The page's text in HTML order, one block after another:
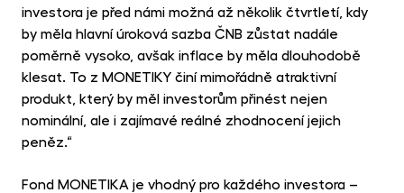
investora je před námi možná až několik čtvrtletí, kdy
by měla hlavní úroková sazba ČNB zůstat nadále
poměrně vysoko, avšak inflace by měla dlouhodobě
klesat. To z MONETIKY činí mimořádně atraktivní
produkt, který by měl investorům přinést nejen
nominální, ale i zajímavé reálné zhodnocení jejich
peněz.“
Fond MONETIKA je vhodný pro každého investora –